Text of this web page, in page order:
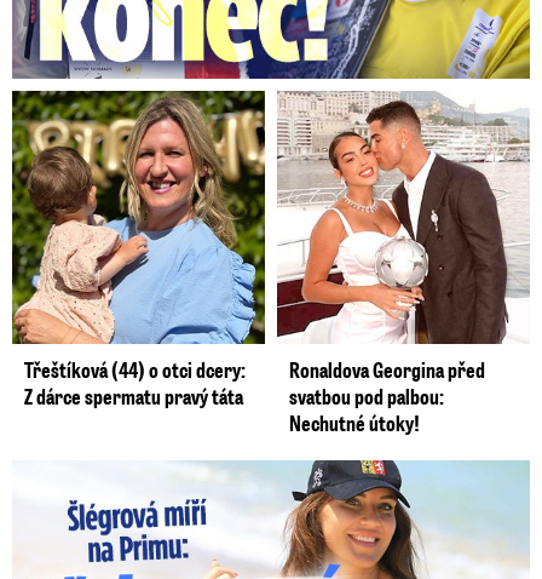
Třeštíková (44) o otci dcery:
Z dárce spermatu pravý táta
Ronaldova Georgina před
svatbou pod palbou:
Nechutné útoky!
Lucie Šlégrová míří na Primu. Překvapení pro sporťáky!